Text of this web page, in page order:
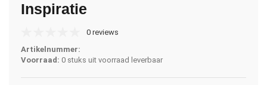
Inspiratie
0 reviews
Artikelnummer:
Voorraad: 0 stuks uit voorraad leverbaar